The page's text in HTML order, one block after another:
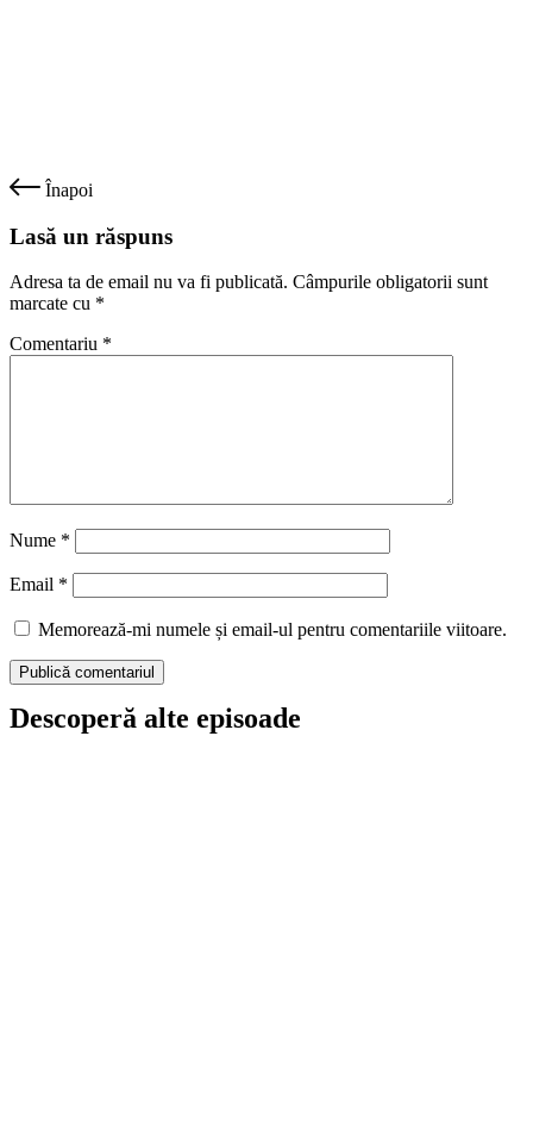
Înapoi
Lasă un răspuns
Adresa ta de email nu va fi publicată. Câmpurile obligatorii sunt
marcate cu *
Comentariu *
Nume *
Email *
Memorează-mi numele și email-ul pentru comentariile viitoare.
Descoperă alte episoade